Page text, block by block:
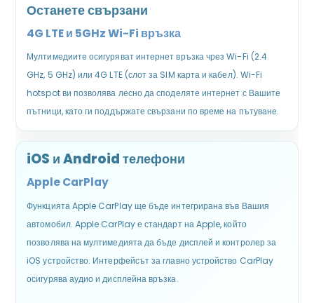
Останете свързани
4G LTE и 5GHz Wi-Fi връзка
Мултимедиите осигуряват интернет връзка чрез Wi-Fi (2.4
GHz, 5 GHz) или 4G LTE (слот за SIM карта и кабел). Wi-Fi
hotspot ви позволява лесно да споделяте интернет с Вашите
пътници, като ги поддържате свързани по време на пътуване.
iOS и Android телефони
Apple CarPlay
Функцията Apple CarPlay ще бъде интегрирана във Вашия
автомобил. Apple CarPlay е стандарт на Apple, който
позволява на мултимедията да бъде дисплей и контролер за
iOS устройство. Интерфейсът за главно устройство CarPlay
осигурява аудио и дисплейна връзка.